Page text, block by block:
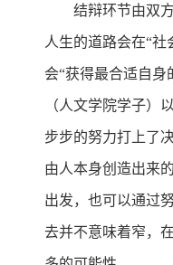
结辩环节由双
人生的道路会在“
会“获得最合适自身
（人文学院学子）
步步的努力打上了
由人本身创造出来
出发，也可以通过
去并不意味着窄，